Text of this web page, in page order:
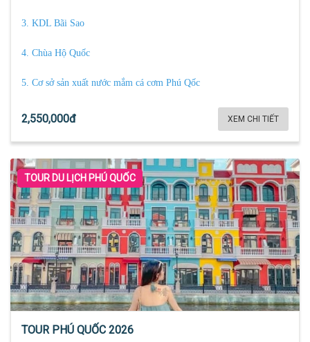
3. KDL Bãi Sao
4. Chùa Hộ Quốc
5. Cơ sở sản xuất nước mắm cá cơm Phú Qốc
2,550,000đ XEM CHI TIẾT
TOUR DU LỊCH PHÚ QUỐC
TOUR PHÚ QUỐC 2026